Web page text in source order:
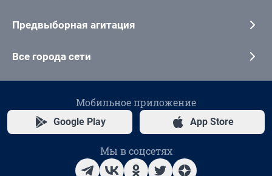
Предвыборная агитация
Все города сети
Мобильное приложение
Google Play App Store
Мы в соцсетях